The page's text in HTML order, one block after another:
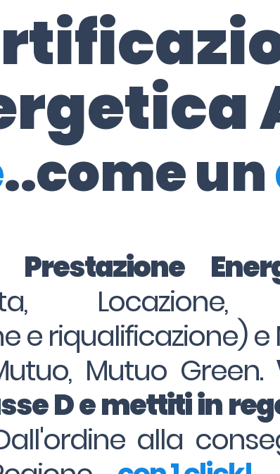
..come un
Locazione,
e riqualificazione) e
Mutuo Green.
D e mettiti in
alla